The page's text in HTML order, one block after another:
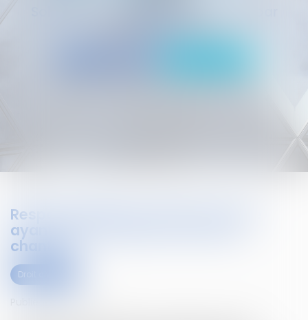
Responsabilité du maître d'oeuvre
ayant sous-estimé le coût d'un
chantier
Droit civil (03)